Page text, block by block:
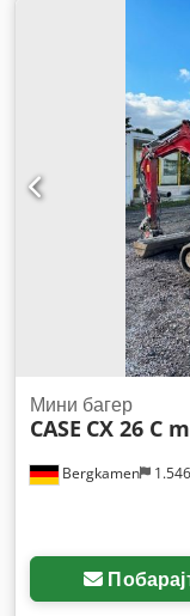
Bergkamen
Мини багер
CASE CX 26 C